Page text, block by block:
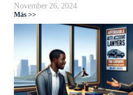
November 26, 2024
Más >>